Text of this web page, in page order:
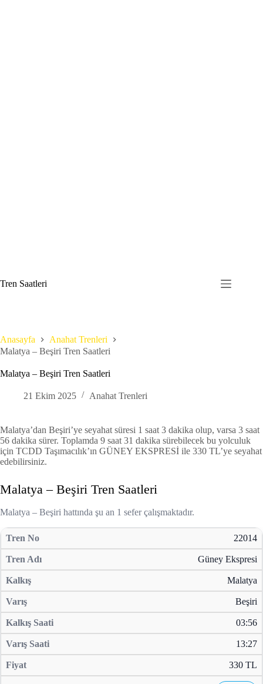
to
content
Tren Saatleri
Anasayfa
Anahat Trenleri
Malatya – Beşiri Tren Saatleri
Malatya – Beşiri Tren Saatleri
21 Ekim 2025 Anahat Trenleri
Malatya’dan Beşiri’ye seyahat süresi 1 saat 3 dakika olup, varsa 3 saat
56 dakika sürer. Toplamda 9 saat 31 dakika sürebilecek bu yolculuk
için TCDD Taşımacılık’ın GÜNEY EKSPRESİ ile 330 TL’ye seyahat
edebilirsiniz.
Malatya – Beşiri Tren Saatleri
Malatya – Beşiri hattında şu an 1 sefer çalışmaktadır.
22014
Güney Ekspresi
Malatya
Beşiri
03:56
13:27
330 TL